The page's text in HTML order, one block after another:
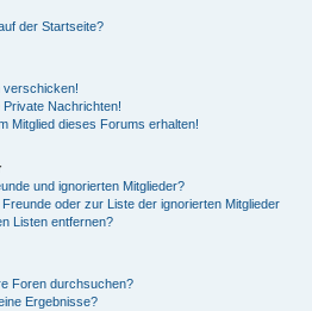
der Startseite?
verschicken!
Nachrichten!
Mitglied dieses Forums erhalten!
und ignorierten Mitglieder?
oder zur Liste der ignorierten Mitglieder
Listen entfernen?
Foren durchsuchen?
Ergebnisse?